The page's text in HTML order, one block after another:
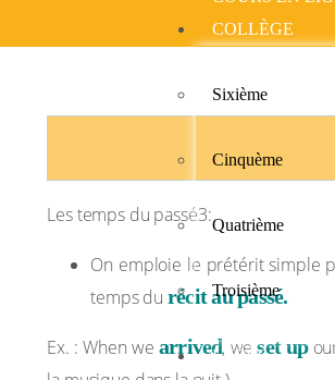
COLLÈGE
Sixième
Cinquème
Quatrième
Troisième
LYCÉE
Les temps du passé3:
On emploie le prétérit simple
temps durécit au passé.
Ex. : When we arrived, weset up